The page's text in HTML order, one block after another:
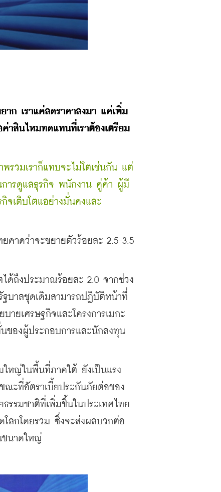
าก เราแค่ลดราคาลงมา แค่เพิ่ม
าสินไหมทดแทนที่เราต้องเตรียม
รวมเราก็แทบจะไม่โตเช่นกัน แต่
การดูแลธุรกิจ พนักงาน คู่ค้า ผู้มี
จเติบโตแอย่างมั่นคงและ
าดว่าจะขยายตัวร้อยละ 2.5-3.5
ด้ถึงประมาณร้อยละ 2.0 จากช่วง
บาลชุดเดิมสามารถปฏิบัติหน้าที่
ายเศรษฐกิจและโครงการเมกะ
นของผู้ประกอบการและนักลงทุน
ญ่ในพื้นที่ภาคใต้ ยังเป็นแรง
ะที่อัตราเบี้ยประกันภัยต่อของ
รรมชาติที่เพิ่มขึ้นในประเทศไทย
โลกโดยรวม ซึ่งจะส่งผลบวกต่อ
ขนาดใหญ่